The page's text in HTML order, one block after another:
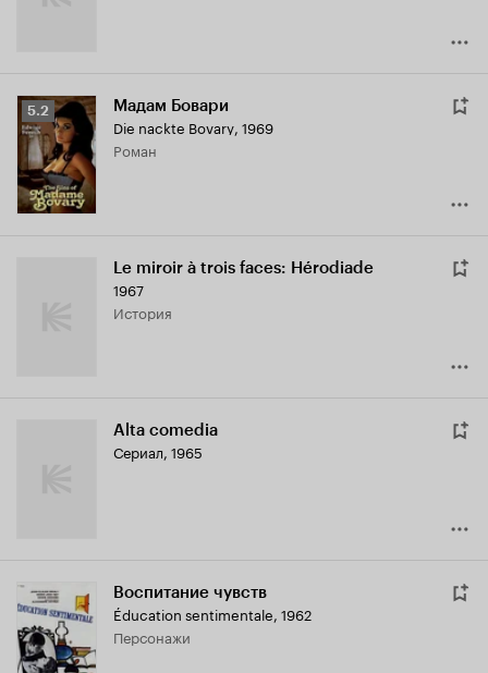
Рейтинг
Кинопоиска
5.2
5.2 Мадам Бовари
Die nackte Bovary, 1969
роман
Le miroir à trois faces: Hérodiade
1967
история
Alta comedia
Сериал, 1965
Воспитание чувств
Éducation sentimentale, 1962
персонажи